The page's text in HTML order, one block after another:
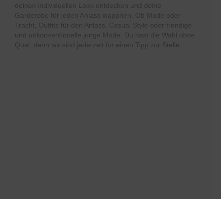
deinen individuellen Look entdecken und deine
Garderobe für jeden Anlass wappnen. Ob Mode oder
Tracht, Outfits für den Anlass, Casual Style oder trendige
und unkonventionelle junge Mode: Du hast die Wahl ohne
Qual, denn wir sind jederzeit für einen Tipp zur Stelle.